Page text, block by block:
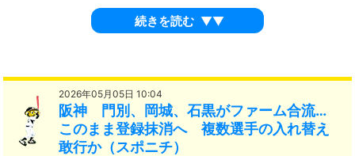
続きを読む ▼▼
2026年05月05日 10:04
阪神 門別、岡城、石黒がファーム合流…
このまま登録抹消へ 複数選手の入れ替え
敢行か（スポニチ）